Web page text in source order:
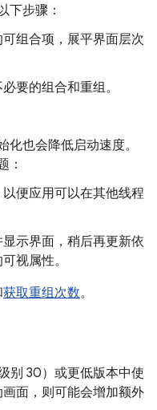
下步骤：
组合项，展平界面层次
要的组合和重组。
也会降低启动速度。
：
便应用可以在其他线程
示界面，稍后再更新依
视属性。
获取重组次数。
别 30）或更低版本中使
面，则可能会增加额外